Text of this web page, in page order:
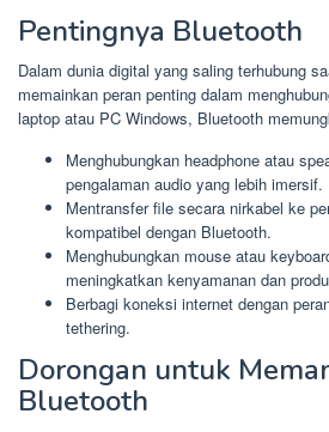
Pentingnya Bluetooth
Dalam dunia digital yang saling terhubung
memainkan peran penting dalam
laptop atau PC Windows, Bluetooth
Menghubungkan headphone atau
pengalaman audio yang lebih imersif.
Mentransfer file secara nirkabel ke
kompatibel dengan Bluetooth.
Menghubungkan mouse atau
meningkatkan kenyamanan dan
Berbagi koneksi internet dengan
tethering.
Dorongan untuk
Bluetooth